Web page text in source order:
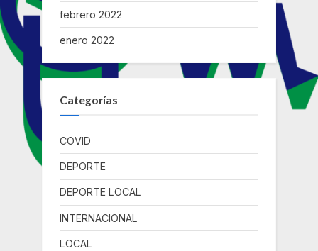
febrero 2022
enero 2022
Categorías
COVID
DEPORTE
DEPORTE LOCAL
INTERNACIONAL
LOCAL